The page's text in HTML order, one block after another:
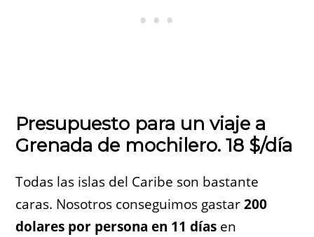
Presupuesto para un viaje a
Grenada de mochilero. 18 $/día
Todas las islas del Caribe son bastante
caras. Nosotros conseguimos gastar200
dolares por persona en 11 días en